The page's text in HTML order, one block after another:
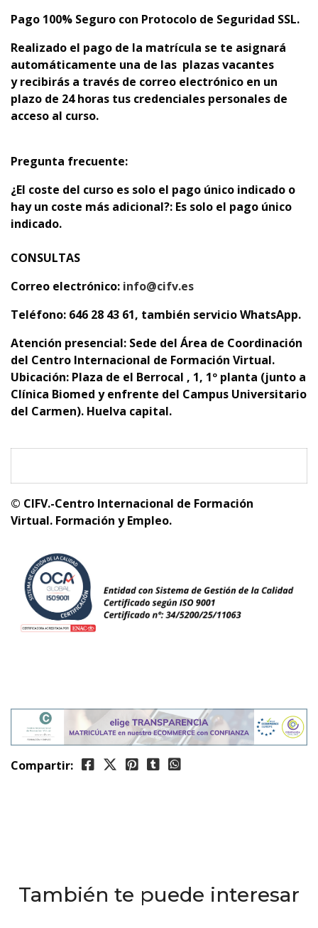
Pago 100% Seguro con Protocolo de Seguridad SSL.
Realizado el pago de la matrícula se te asignará
automáticamente una de las plazas vacantes
yrecibirás a través de correo electrónico en un
plazo de 24 horas tus credenciales personales de
acceso al curso.
Pregunta frecuente:
¿El coste del curso es solo el pago único indicado o
hay un coste más adicional?: Es solo el pago único
indicado.
CONSULTAS
Correo electrónico: info@cifv.es
Teléfono: 646 28 43 61, también servicio WhatsApp.
Atención presencial: Sede del Área de Coordinación
del Centro Internacional de Formación Virtual.
Ubicación: Plaza de el Berrocal , 1, 1º planta (junto a
Clínica Biomed y enfrente del Campus Universitario
del Carmen). Huelva capital.
© CIFV.-Centro Internacional de Formación
Virtual. Formación y Empleo.
Compartir:
También te puede interesar